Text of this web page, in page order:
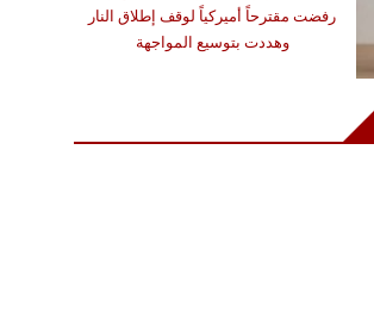
رفضت مقترحاً أميركياً لوقف إطلاق النار
وهددت بتوسيع المواجهة